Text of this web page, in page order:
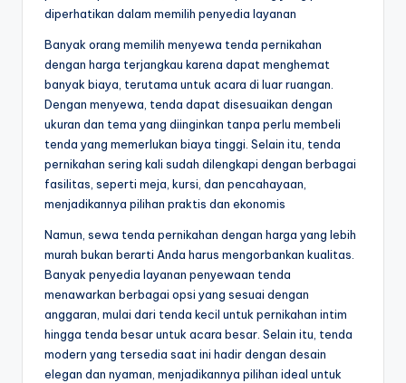
diperhatikan dalam memilih penyedia layanan
Banyak orang memilih menyewa tenda pernikahan
dengan harga terjangkau karena dapat menghemat
banyak biaya, terutama untuk acara di luar ruangan.
Dengan menyewa, tenda dapat disesuaikan dengan
ukuran dan tema yang diinginkan tanpa perlu membeli
tenda yang memerlukan biaya tinggi. Selain itu, tenda
pernikahan sering kali sudah dilengkapi dengan berbagai
fasilitas, seperti meja, kursi, dan pencahayaan,
menjadikannya pilihan praktis dan ekonomis
Namun, sewa tenda pernikahan dengan harga yang lebih
murah bukan berarti Anda harus mengorbankan kualitas.
Banyak penyedia layanan penyewaan tenda
menawarkan berbagai opsi yang sesuai dengan
anggaran, mulai dari tenda kecil untuk pernikahan intim
hingga tenda besar untuk acara besar. Selain itu, tenda
modern yang tersedia saat ini hadir dengan desain
elegan dan nyaman, menjadikannya pilihan ideal untuk